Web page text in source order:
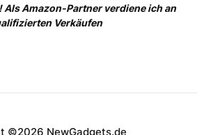
Amazon-Partner verdiene ich an
Verkäufen
©2026 NewGadgets.de